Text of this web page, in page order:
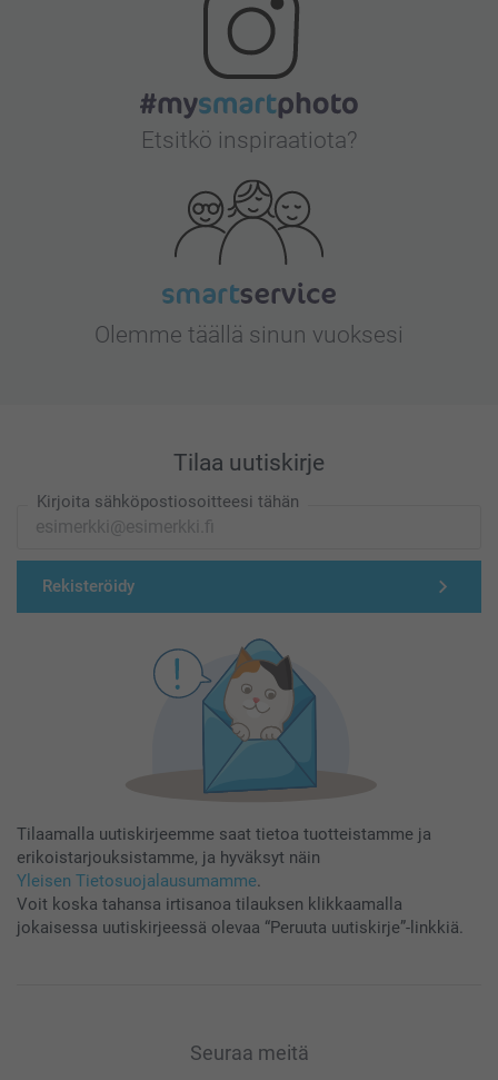
Etsitkö inspiraatiota?
Olemme täällä sinun vuoksesi
Tilaa uutiskirje
Kirjoita sähköpostiosoitteesi tähän
Rekisteröidy
Tilaamalla uutiskirjeemme saat tietoa tuotteistamme ja
erikoistarjouksistamme, ja hyväksyt näin
Yleisen Tietosuojalausumamme.
Voit koska tahansa irtisanoa tilauksen klikkaamalla
jokaisessa uutiskirjeessä olevaa “Peruuta uutiskirje”-linkkiä.
Seuraa meitä